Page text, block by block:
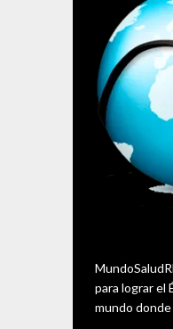
para lograr el
mundo